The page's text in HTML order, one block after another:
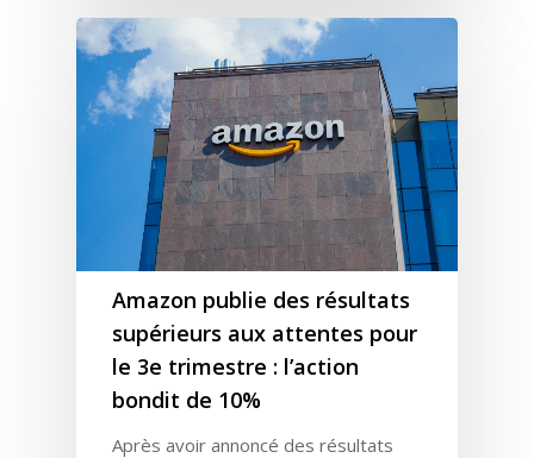
Amazon publie des résultats
supérieurs aux attentes pour
le 3e trimestre : l’action
bondit de 10%
Après avoir annoncé des résultats